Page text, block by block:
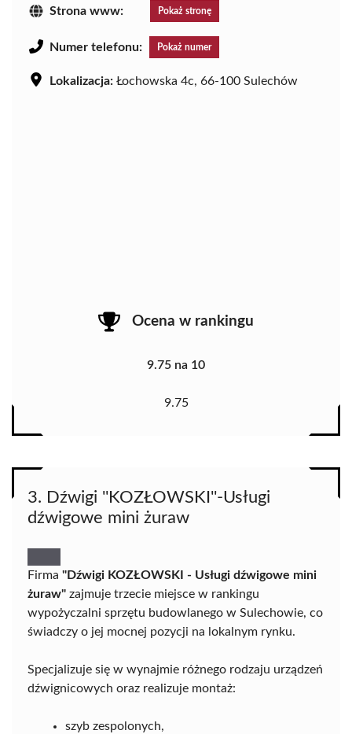
Strona www: Pokaż stronę
Numer telefonu: Pokaż numer
Lokalizacja: Łochowska 4c, 66-100 Sulechów
Ocena w rankingu
9.75 na 10
9.75
3. Dźwigi ''KOZŁOWSKI''-Usługi
dźwigowe mini żuraw
Firma "Dźwigi KOZŁOWSKI - Usługi dźwigowe mini
żuraw" zajmuje trzecie miejsce w rankingu
wypożyczalni sprzętu budowlanego w Sulechowie, co
świadczy o jej mocnej pozycji na lokalnym rynku.
Specjalizuje się w wynajmie różnego rodzaju urządzeń
dźwignicowych oraz realizuje montaż:
szyb zespolonych,